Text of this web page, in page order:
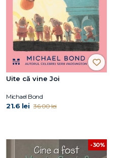
Uite că vine Joi
Michael Bond
21.6 lei 36.00 lei
-30%